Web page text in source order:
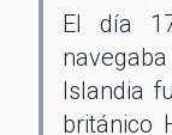
El día
Islandia
británico